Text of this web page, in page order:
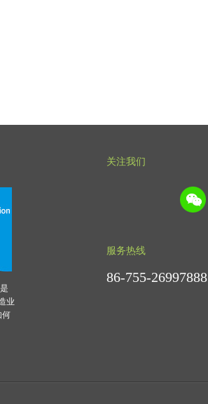
业
何
关注我们
服务热线
86-755-26997888